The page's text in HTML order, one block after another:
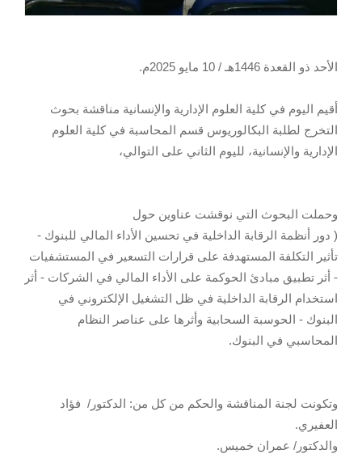
الأحد ذو القعدة 1446هـ / 10 مايو 2025م.
أقيم اليوم في كلية العلوم الإدارية والإنسانية مناقشة بحوث
التخرج لطلبة البكالوريوس قسم المحاسبة في كلية العلوم
الإدارية والإنسانية، لليوم الثاني على التوالي،
وحملت البحوث التي نوقشت عناوين حول
( دور أنظمة الرقابة الداخلية في تحسين الأداء المالي للبنوك -
تأثير التكلفة المستهدفة على قرارات التسعير في المستشفيات
- أثر تطبيق مبادئ الحوكمة على الأداء المالي في الشركات - أثر
استخدام الرقابة الداخلية في ظل التشغيل الإلكتروني في
البنوك - الحوسبة السحابية وأثرها على عناصر النظام
المحاسبي في البنوك.
وتكونت لجنة المناقشة والحكم من كل من: الدكتور/ فؤاد
العفيري.
والدكتور/ عمران خميس.